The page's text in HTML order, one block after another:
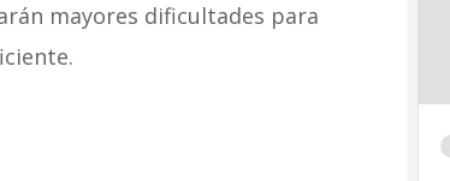
mayores dificultades para